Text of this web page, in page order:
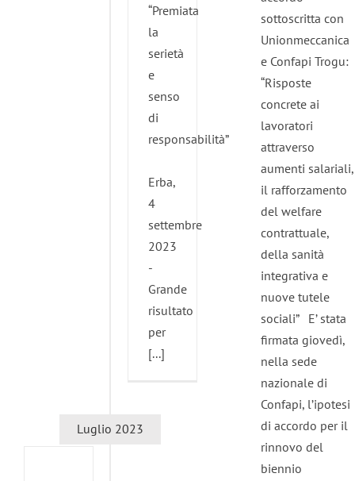
“Premiata
la
serietà
e
senso
di
responsabilità”
Erba,
4
settembre
2023
-
Grande
risultato
per
[...]
Luglio 2023
sottoscritta con
Unionmeccanica
e Confapi Trogu:
“Risposte
concrete ai
lavoratori
attraverso
aumenti salariali,
il rafforzamento
del welfare
contrattuale,
della sanità
integrativa e
nuove tutele
sociali” E’ stata
firmata giovedì,
nella sede
nazionale di
Confapi, l’ipotesi
di accordo per il
rinnovo del
biennio